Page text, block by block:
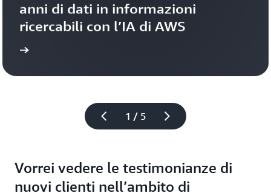
1 / 5
anni di dati in informazioni
ricercabili con l’IA di AWS
Guarda la
Vorrei vedere le testimonianze di
nuovi clienti nell’ambito di